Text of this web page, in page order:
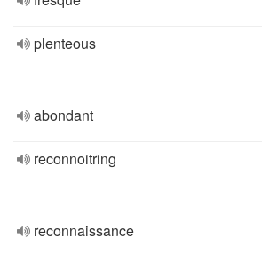
plenteous
abondant
reconnoitring
reconnaissance